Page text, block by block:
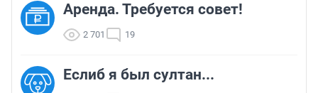
Аренда. Требуется совет!
2 701 19
Еслиб я был султан...